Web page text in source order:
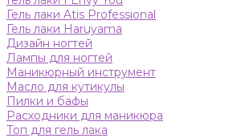
Гель лаки Atis Professional
Гель лаки Haruyama
Дизайн ногтей
Лампы для ногтей
Маникюрный инструмент
Масло для кутикулы
Пилки и бафы
Расходники для маникюра
Топ для гель лака